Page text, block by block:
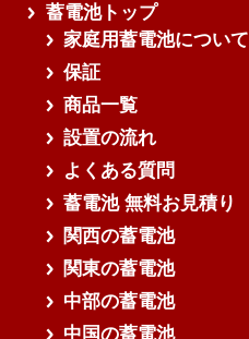
蓄電池トップ
家庭用蓄電池について
保証
商品一覧
設置の流れ
よくある質問
蓄電池 無料お見積り
関西の蓄電池
関東の蓄電池
中部の蓄電池
中国の蓄電池